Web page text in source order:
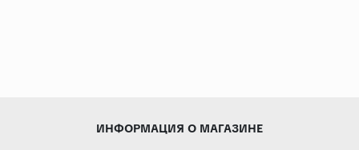
ИНФОРМАЦИЯ О МАГАЗИНЕ